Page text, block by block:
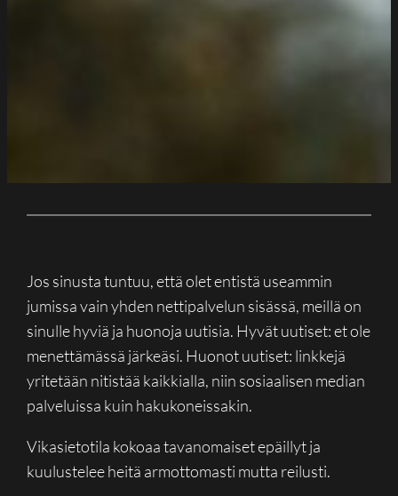
Jos sinusta tuntuu, että olet entistä useammin
jumissa vain yhden nettipalvelun sisässä, meillä on
sinulle hyviä ja huonoja uutisia. Hyvät uutiset: et ole
menettämässä järkeäsi. Huonot uutiset: linkkejä
yritetään nitistää kaikkialla, niin sosiaalisen median
palveluissa kuin hakukoneissakin.
Vikasietotila kokoaa tavanomaiset epäillyt ja
kuulustelee heitä armottomasti mutta reilusti.